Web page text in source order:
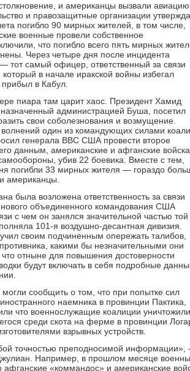
и американцы вызвали
и правозащитные организации
погибло 90 мирных жителей, в том числе,
военные провели собственное
что погибло всего пять мирных
Через четыре дня после инцидента
тот самый офицер, ответственный за связи
в начале иракской войны избегал
в Кабул.
пиара там царит хаос. Президент Хамид
администрацией Буша, посетил
свои соболезнования и возмущение.
один из командующих силами
генерала ВВС США провести второе
данным, американские и афганские войска
убив 22 боевика. Вместе с тем,
погибли 33 мирных жителя — гораздо
американцы.
была возложена ответственность за связи
объединенного командования США
с чем он занялся значительной частью той
101-я воздушно-десантная дивизия.
своим подчиненным опережать талибов,
какими бы незначительными они
отныне для повышения достоверности
будут включать в себя подробные
сообщить о том, что при попытке сил
наемника в провинции Пактика,
что военнослужащие коалиции уничтожили
среди скота на ферме в провинции
взрывных устройств.
точностью преподносимой
Например, в прошлом месяце
«коммандос» и американские